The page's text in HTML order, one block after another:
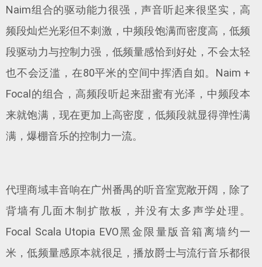
Naim组合的驱动能力很强，声音听起来很坚实，高
频段灿烂光彩但不刺激，中频段饱满而密度高，低频
段驱动力与控制力强，低频量感恰到好处，不会太轻
也不会泛滥，在80平米的空间中挥洒自如。Naim +
Focal的组合，高频段听起来甜蜜有光泽，中频段本
来就饱满，现在更加上高密度，低频段就显得弹性满
满，爆棚音乐的控制力一流。
代理商域丰音响在广州番禺的听音室宽敞开阔，除了
背墙有几面木制扩散板，并没有太多声学处理。
Focal Scala Utopia EVO黑金限量版音箱离墙约一
米，低频量感原本就很足，播放爵士与流行音乐都很